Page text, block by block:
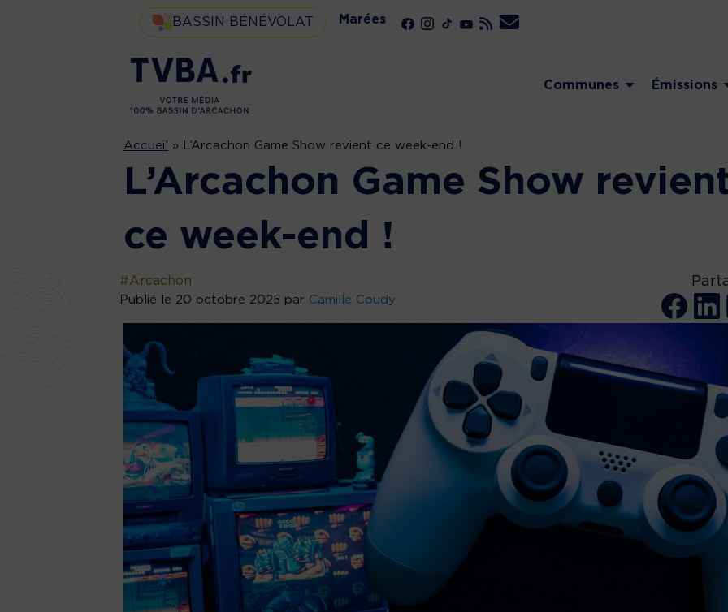
BASSIN BÉNÉVOLAT Marées
Communes Émissions
Accueil » L’Arcachon Game Show revient ce week-end !
L’Arcachon Game Show
ce week-end !
#Arcachon
Publié le 20 octobre 2025 par Camille Coudy